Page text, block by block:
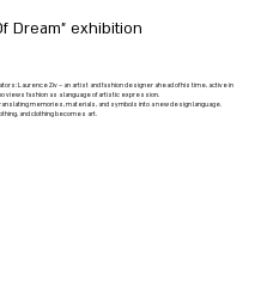
Dream" exhibition
Laurence Ziv – an artist and fashion designer ahead of his time, active in
views fashion as a language of artistic expression.
memories, materials, and symbols into a new design language.
and clothing becomes art.